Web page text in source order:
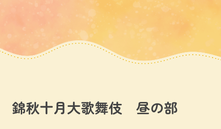
錦秋十月大歌舞伎 昼の部